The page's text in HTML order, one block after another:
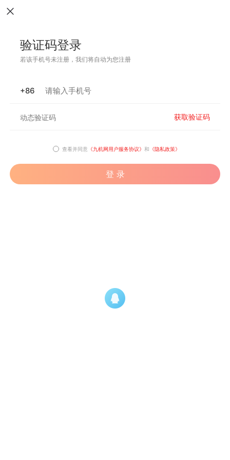
验证码登录
若该手机号未注册，我们将自动为您注册
+86
获取验证码
查看并同意 《九机网用户服务协议》 和 《隐私政策》
登 录